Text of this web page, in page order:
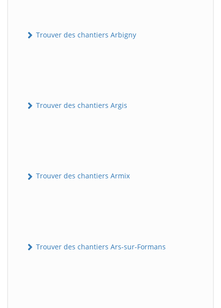
Trouver des chantiers Arbigny
Trouver des chantiers Argis
Trouver des chantiers Armix
Trouver des chantiers Ars-sur-Formans